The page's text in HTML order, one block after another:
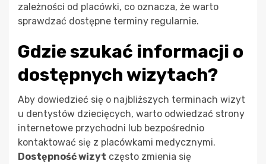
zależności od placówki, co oznacza, że warto
sprawdzać dostępne terminy regularnie.
Gdzie szukać informacji o
dostępnych wizytach?
Aby dowiedzieć się o najbliższych terminach wizyt
u dentystów dziecięcych, warto odwiedzać strony
internetowe przychodni lub bezpośrednio
kontaktować się z placówkami medycznymi.
Dostępność wizyt często zmienia się